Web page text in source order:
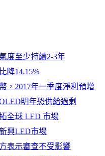
度至少持續2-3年
降14.15%
，2017年一季度淨利預增
明年恐供給過剩
全球 LED 市場
興LED市場
表示審查不受影響